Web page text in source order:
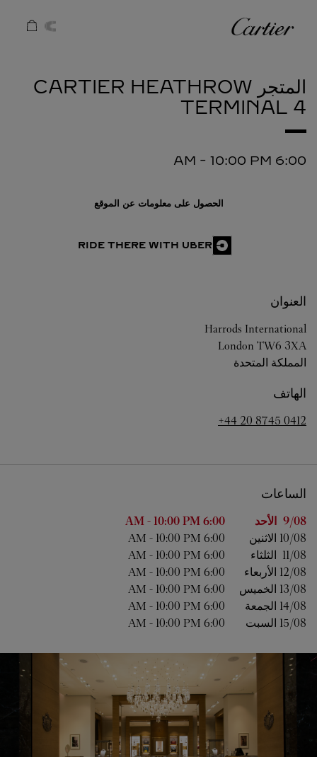
كارتييه
المتجر CARTIER HEATHROW
TERMINAL 4
6:00 AM
- 10:00 PM
الحصول على معلومات عن الموقع
RIDE THERE WITH UBER
العنوان
Harrods International
London TW6 3XA
المملكة المتحدة
الهاتف
+44 20 8745 0412
الساعات
اليوم من الأسبوع الساعات 9/08 الأحد 6:00 AM
- 10:00 PM
10/08 الاثنين 6:00 AM
- 10:00 PM
11/08 الثلثاء 6:00 AM
- 10:00 PM
12/08 الأربعاء 6:00 AM
- 10:00 PM
13/08 الخميس 6:00 AM
- 10:00 PM
14/08 الجمعة 6:00 AM
- 10:00 PM
15/08 السبت 6:00 AM
- 10:00 PM